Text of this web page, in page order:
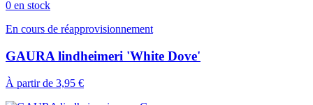
0 en stock
En cours de réapprovisionnement
GAURA lindheimeri 'White Dove'
À partir de 3,95 €